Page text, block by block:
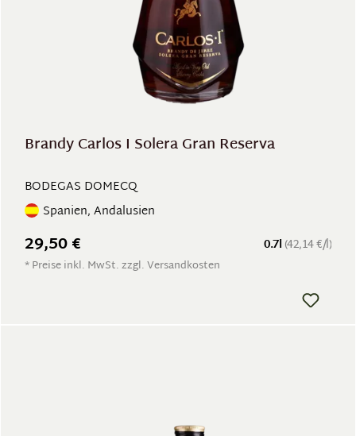
Brandy Carlos I Solera Gran Reserva
BODEGAS DOMECQ
Spanien, Andalusien
0.7l (42,14 €/l)
29,50 €
* Preise inkl. MwSt. zzgl. Versandkosten